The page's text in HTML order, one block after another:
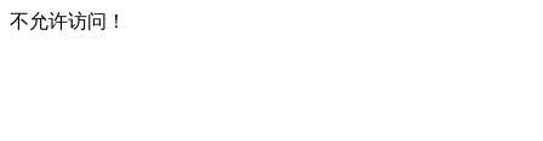
不允许访问！